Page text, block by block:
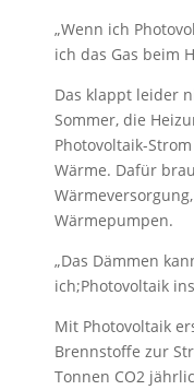
„Wenn ich
ich das Gas beim
Das klappt leider
Sommer, die
Photovoltaik-
Wärme. Dafür
Wärmepumpen.
„Das Dämmen
ich;Photovoltaik
Mit Photovoltaik
Brennstoffe zur
Tonnen CO2